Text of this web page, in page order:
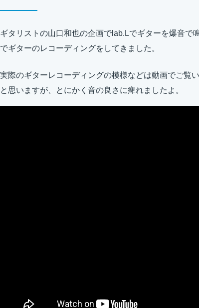
ギタリストの山口和也の企画でlab.Lでギターを爆音で
でギターのレコーディングをしてきました。
実際のギターレコーディングの模様などは動画でご覧
と思いますが、とにかく音の良さに痺れましたよ。